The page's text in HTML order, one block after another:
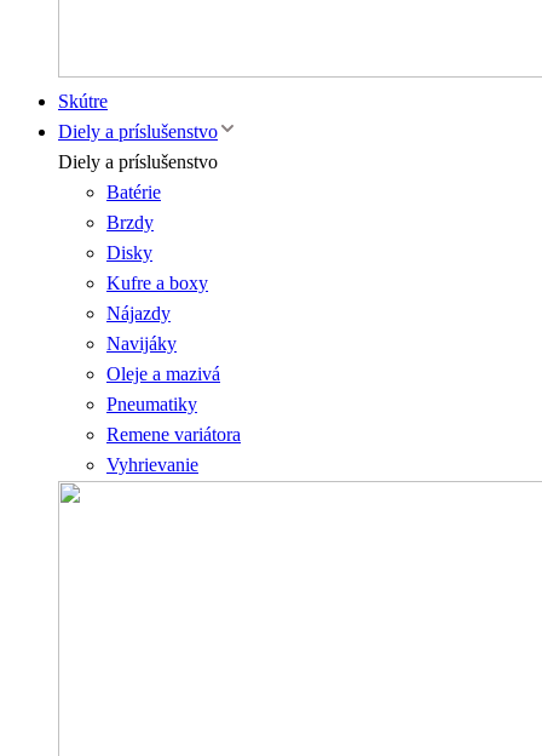
Skútre
Diely a príslušenstvo
Diely a príslušenstvo
Batérie
Brzdy
Disky
Kufre a boxy
Nájazdy
Navijáky
Oleje a mazivá
Pneumatiky
Remene variátora
Vyhrievanie